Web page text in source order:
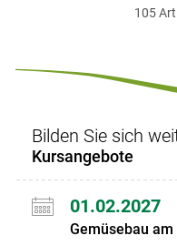
erstenzum
105
Bilden Sie sich
Kursangebote
01.02.2027
Gemüsebau